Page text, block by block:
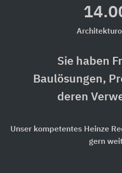
Sie haben
Baulösungen,
deren
Unser kompetentes Heinze
gern